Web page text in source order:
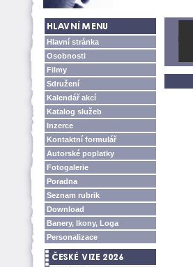
Hlavní stránka
Osobnosti
Filmy
Sdružení
Kalendář akcí
Katalog služeb
Inzerce
Kontaktní formulář
Autorské poplatky
Fotogalerie
Poradna
Seznam rubrik
Download
Banery, Ikony, Loga
Personalizace